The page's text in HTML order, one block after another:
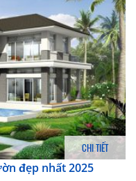
CHI TIẾT
đẹp nhất 2025